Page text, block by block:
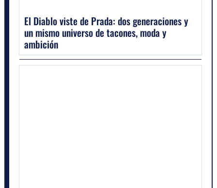
El Diablo viste de Prada: dos generaciones y
un mismo universo de tacones, moda y
ambición